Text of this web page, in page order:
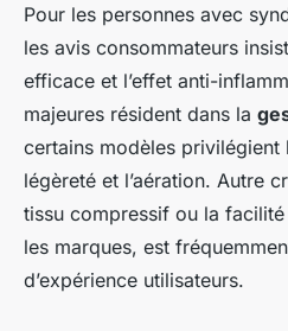
Pour les personnes avec
les avis consommateurs
efficace et l’effet anti-
majeures résident dans la
certains modèles privilégient
légèreté et l’aération. Autre
tissu compressif ou la
les marques, est
d’expérience utilisateurs.